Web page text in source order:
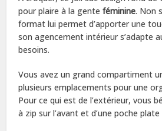
pour plaire à la genteféminine. Non
format lui permet d’apporter une
son agencement intérieur s’adapte
besoins.
Vous avez un grand compartiment
plusieurs emplacements pour une
Pour ce qui est de l’extérieur, vous
à zip sur l’avant et d’une poche plate